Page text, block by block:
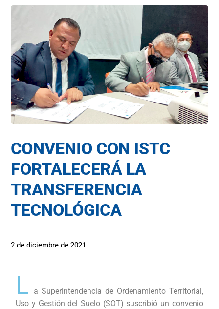
CONVENIO CON ISTC
FORTALECERÁ LA
TRANSFERENCIA
TECNOLÓGICA
2 de diciembre de 2021
L
a Superintendencia de Ordenamiento Territorial,
Uso y Gestión del Suelo (SOT) suscribió un convenio